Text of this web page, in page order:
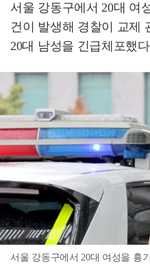
서울 강동구에서 20대 여
건이 발생해 경찰이 교제
20대 남성을 긴급체포했
서울 강동구에서 20대 여성을 흉